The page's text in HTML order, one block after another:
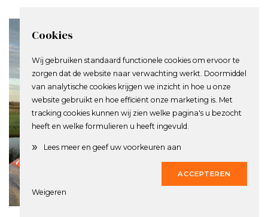
Cookies
Wij gebruiken standaard functionele cookies om ervoor te
zorgen dat de website naar verwachting werkt. Doormiddel
van analytische cookies krijgen we inzicht in hoe u onze
website gebruikt en hoe efficiënt onze marketing is. Met
tracking cookies kunnen wij zien welke pagina's u bezocht
heeft en welke formulieren u heeft ingevuld.
» Lees meer en geef uw voorkeuren aan
ACCEPTEREN
Weigeren